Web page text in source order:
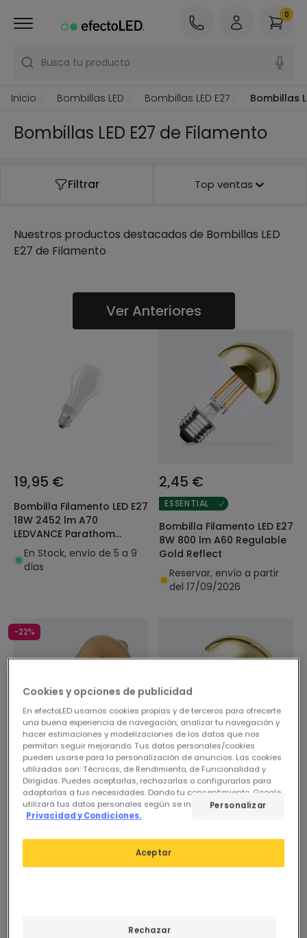
Busca tu producto
0
Inicio Bombillas LED Bombillas LED E27 Bombillas
Bombillas LED E27 de Filamento
Filtrar Top ventas
Nuestros productos destacados de Bombillas LED
E27 de Filamento
Ver Anteriores
19,95 €
Bombilla Filamento LED E27
18W 2452 lm A70
LEDVANCE Parathom
Classic 4099854067457
En Stock, envío de 5 a 9
días
2,45 €
ESSENTIAL
Bombilla Filamento LED E27
8W 800 lm A60 Regulable
Gold Reflect
Reservar, envío a partir
del 17/09/2026
-22%
Antes 1,79 €
1,39 €
(10)
ESSENTIAL
New PROMO
Bombilla Filamento LED E27
4,95 €
ESSENTIAL
Reflect
Cookies y opciones de publicidad
En efectoLED usamos cookies propias y de terceros para ofrecerte
una buena experiencia de navegación, analizar tu navegación y
hacer estimaciones y modelizaciones de los datos que nos
permitan seguir mejorando. Tus datos personales/cookies
pueden usarse para la personalización de anuncios. Las cookies
utilizadas son: Técnicas, de Rendimiento, de Funcionalidad y
Dirigidas. Puedes aceptarlas, rechazarlas o configurarlas para
adaptarlas a tus necesidades. Dando tu consentimiento, Google
utilizará tus datos personales según se indica en su sitio de
Privacidad y Condiciones.
Rechazar
Aceptar
Personalizar